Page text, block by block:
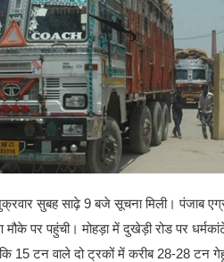
सुबह साढ़े 9 बजे सूचना मिली। पंजाब
मौके पर पहुंची। मोहड़ा में दुखेड़ी रोड पर
15 टन वाले दो ट्रकों में करीब 28-28 टन